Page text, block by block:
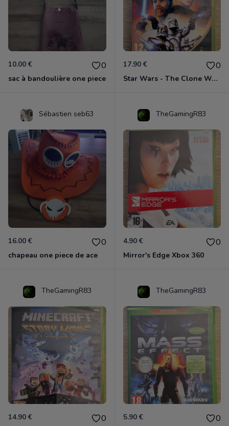
10.00 € 0
sac à bandoulière one piece
17.90 € 0
Star Wars - The Clone Wars - Les Héros De La République Xbox 360
Sébastien seb63
16.00 € 0
chapeau one piece de ace
TheGamingR83
4.90 € 0
Mirror's Edge Xbox 360
TheGamingR83
14.90 € 0
TheGamingR83
5.90 € 0